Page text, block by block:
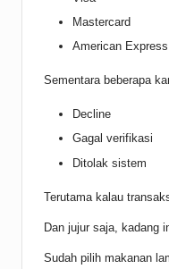
Mastercard
American Express
Sementara beberapa
Decline
Gagal verifikasi
Ditolak sistem
Terutama kalau
Dan jujur saja, kadang
Sudah pilih makanan